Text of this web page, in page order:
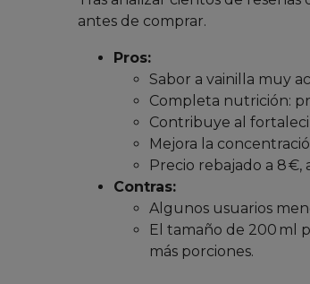
antes de comprar.
Pros:
Sabor a vainilla muy
Completa nutrición:
Contribuye al
Mejora la
Precio rebajado a 8 €,
Contras:
Algunos usuarios
El tamaño de 200 ml
más porciones.